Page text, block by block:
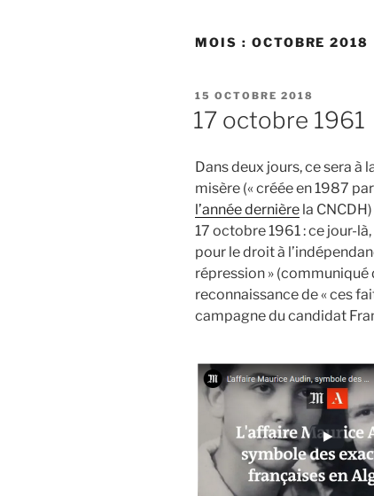
MOIS : OCTOBRE 2018
PUBLIÉ
LE
15 OCTOBRE 2018
17 octobre 1961
Dans deux jours, ce sera à
misère (« créée en 1987
l’année dernière la
17 octobre 1961 : ce jour-
pour le droit à
répression » (communiqué
reconnaissance de « ces
campagne du candidat